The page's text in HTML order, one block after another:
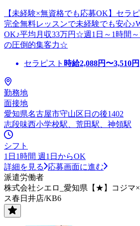
【未経験×無資格でも応募OK】セラ
完全無料レッスンで未経験でも安心
OK♪平均月収33万円☆週1日～1時間
の圧倒的集客力☆
セラピスト 時給2,088円〜3,510円
勤務地
面接地
愛知県名古屋市守山区日の後1402
志段味西小学校駅、荒田駅、神領駅
シフト
1日1時間 週1日からOK
詳細を見る
応募画面に進む
派遣労働者
株式会社シエロ_愛知県【★】コジマ
ス春日井店/KB6